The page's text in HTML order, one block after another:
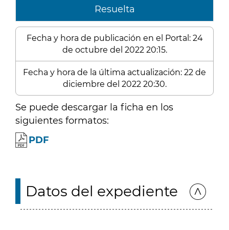
Resuelta
Fecha y hora de publicación en el Portal: 24
de octubre del 2022 20:15.
Fecha y hora de la última actualización: 22 de
diciembre del 2022 20:30.
Se puede descargar la ficha en los
siguientes formatos:
PDF
Datos del expediente